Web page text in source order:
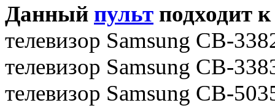
Данный пульт подходит
телевизор Samsung CB-
телевизор Samsung CB-
телевизор Samsung CB-